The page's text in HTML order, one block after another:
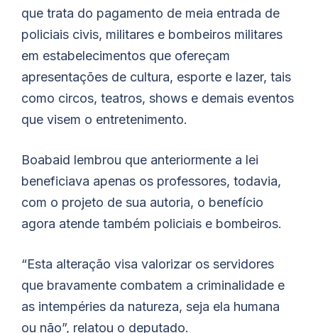
que trata do pagamento de meia entrada de
policiais civis, militares e bombeiros militares
em estabelecimentos que ofereçam
apresentações de cultura, esporte e lazer, tais
como circos, teatros, shows e demais eventos
que visem o entretenimento.
Boabaid lembrou que anteriormente a lei
beneficiava apenas os professores, todavia,
com o projeto de sua autoria, o benefício
agora atende também policiais e bombeiros.
“Esta alteração visa valorizar os servidores
que bravamente combatem a criminalidade e
as intempéries da natureza, seja ela humana
ou não”, relatou o deputado.